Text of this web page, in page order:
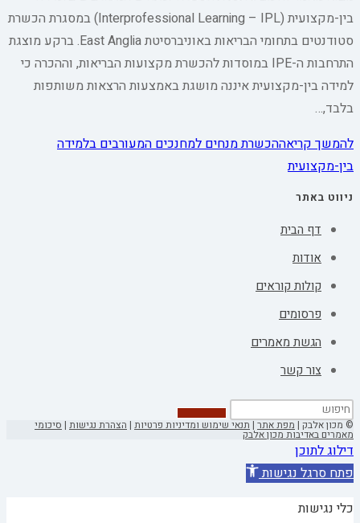
בין-מקצועית (Interprofessional Learning – IPL) במסגרת הכשרת
סטודנטים בתחומי הבריאות באוניברסיטת East Anglia. ברקע מוצגת
התרחבות ה-IPE במוסדות להכשרת מקצועות הבריאות, וההכרה כי
למידה בין-מקצועית איננה מושגת באמצעות הרצאות משותפות
בלבד,…
להמשך קריאההכשרת מנחים למחנכים המעורבים בלמידה
בין-מקצועית
ניווט באתר
דף הבית
אודות
קולות קוראים
פרסומים
הגשת מאמרים
צור קשר
© מכון אלבק |מפת אתר|תנאי שימוש ומדיניות פרטיות | הצהרת נגישות | סיכומי
מאמרים באדיבות מכון אלבק
דילוג לתוכן
פתח סרגל נגישות
כלי נגישות